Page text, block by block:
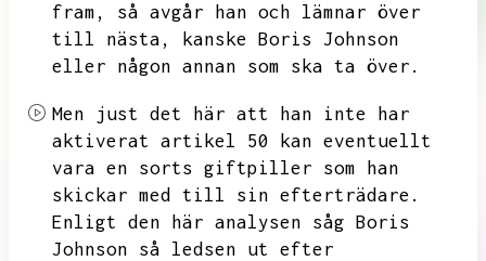
fram,
så avgår han och lämnar över
till nästa,
kanske Boris Johnson
eller någon annan som ska ta över.
Men just det här att han inte har
aktiverat artikel 50 kan eventuellt
vara en sorts giftpiller som han
skickar med till sin efterträdare.
Enligt den här analysen såg Boris
Johnson så ledsen ut efter